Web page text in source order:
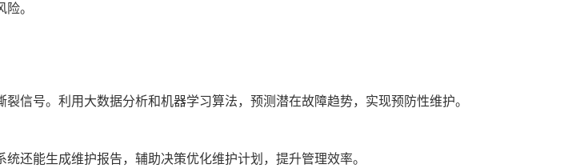
。
信号。利用大数据分析和机器学习算法，预测潜在故障趋势，实现预防性维护。
还能生成维护报告，辅助决策优化维护计划，提升管理效率。